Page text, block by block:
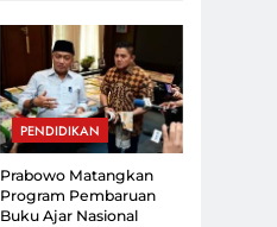
PENDIDIKAN
Prabowo Matangkan
Program Pembaruan
Buku Ajar Nasional